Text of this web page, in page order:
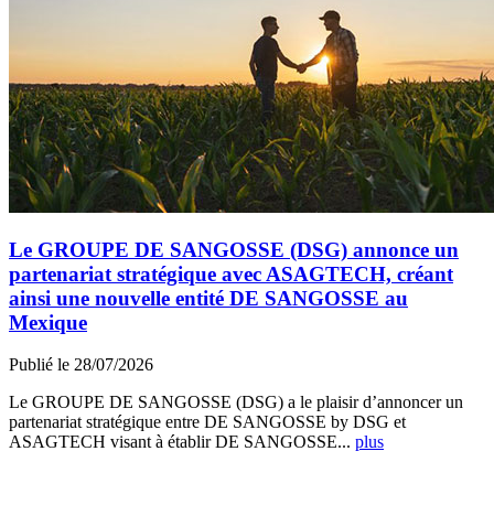
Le GROUPE DE SANGOSSE (DSG) annonce un
partenariat stratégique avec ASAGTECH, créant
ainsi une nouvelle entité DE SANGOSSE au
Mexique
Publié le 28/07/2026
Le GROUPE DE SANGOSSE (DSG) a le plaisir d’annoncer un
partenariat stratégique entre DE SANGOSSE by DSG et
ASAGTECH visant à établir DE SANGOSSE... plus